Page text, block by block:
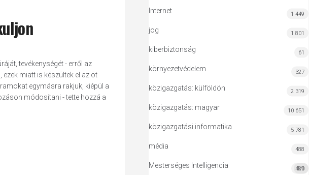
tevékenységét - erről az
miatt is készültek el az öt
egymásra rakjuk, kiépül a
módosítani - tette hozzá a
Internet 1 449
jog 1 801
kiberbiztonság 61
környezetvédelem 327
közigazgatás: külföldön 2 319
közigazgatás: magyar 10 651
közigazgatási informatika 5 781
média 488
Mesterséges Intelligencia MI
420